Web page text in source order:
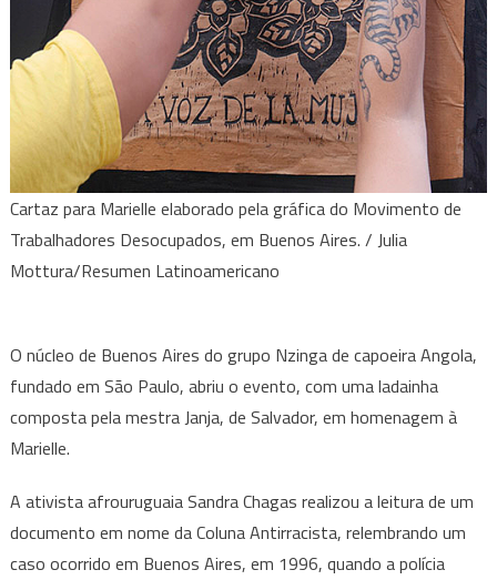
Cartaz para Marielle elaborado pela gráfica do Movimento de
Trabalhadores Desocupados, em Buenos Aires. / Julia
Mottura/Resumen Latinoamericano
O núcleo de Buenos Aires do grupo Nzinga de capoeira Angola,
fundado em São Paulo, abriu o evento, com uma ladainha
composta pela mestra Janja, de Salvador, em homenagem à
Marielle.
A ativista afrouruguaia Sandra Chagas realizou a leitura de um
documento em nome da Coluna Antirracista, relembrando um
caso ocorrido em Buenos Aires, em 1996, quando a polícia